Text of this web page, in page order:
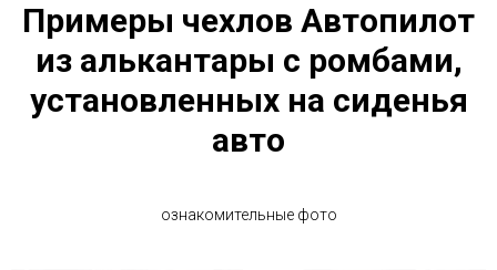
Примеры чехлов Автопилот
из алькантары с ромбами,
установленных на сиденья
авто
ознакомительные фото